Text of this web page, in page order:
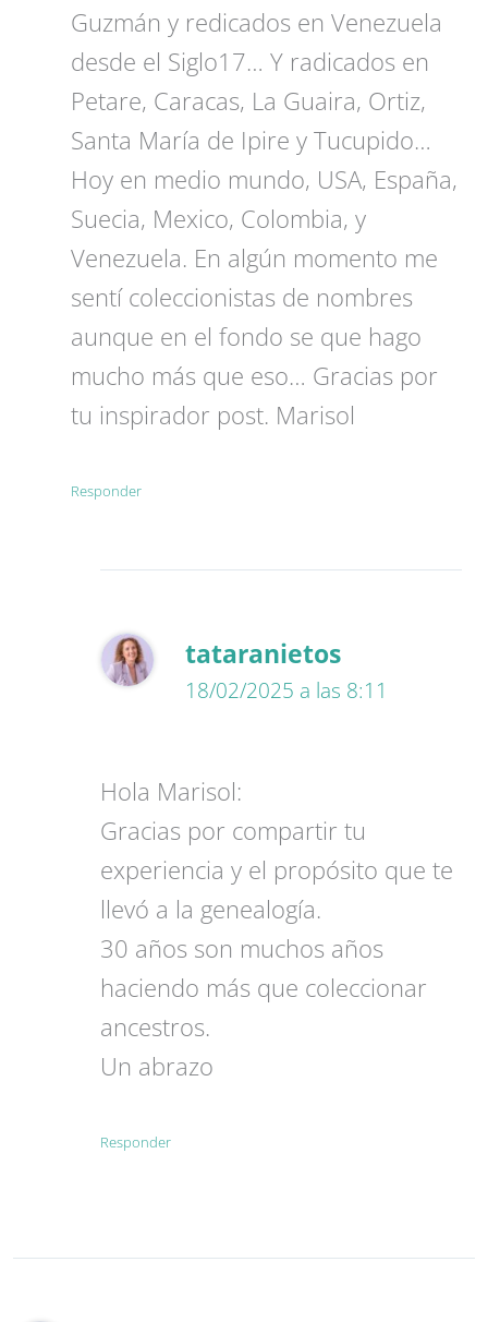
Guzmán y redicados en Venezuela
desde el Siglo17… Y radicados en
Petare, Caracas, La Guaira, Ortiz,
Santa María de Ipire y Tucupido…
Hoy en medio mundo, USA, España,
Suecia, Mexico, Colombia, y
Venezuela. En algún momento me
sentí coleccionistas de nombres
aunque en el fondo se que hago
mucho más que eso… Gracias por
tu inspirador post. Marisol
Responder
tataranietos
18/02/2025 a las 8:11
Hola Marisol:
Gracias por compartir tu
experiencia y el propósito que te
llevó a la genealogía.
30 años son muchos años
haciendo más que coleccionar
ancestros.
Un abrazo
Responder